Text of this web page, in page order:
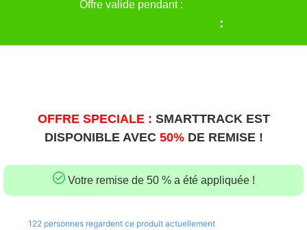
Offre valide pendant :
:
Votre remise de 50 % a été appliquée !
OFFRE SPECIALE : SMARTTRACK EST
DISPONIBLE AVEC 50%DE REMISE !
122personnes regardent ce produit actuellement